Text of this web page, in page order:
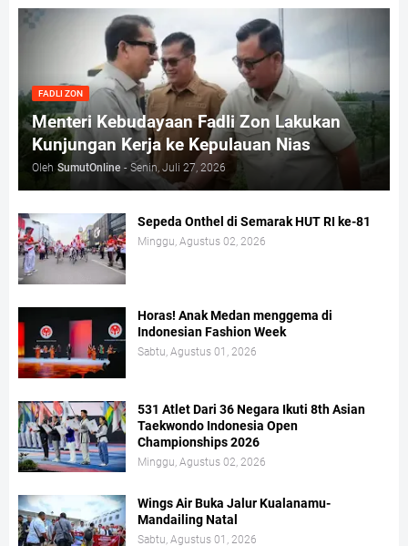
FADLI ZON
Menteri Kebudayaan Fadli Zon Lakukan
Kunjungan Kerja ke Kepulauan Nias
Oleh SumutOnline - Senin, Juli 27, 2026
Sepeda Onthel di Semarak HUT RI ke-81
Minggu, Agustus 02, 2026
Horas! Anak Medan menggema di
Indonesian Fashion Week
Sabtu, Agustus 01, 2026
531 Atlet Dari 36 Negara Ikuti 8th Asian
Taekwondo Indonesia Open
Championships 2026
Minggu, Agustus 02, 2026
Wings Air Buka Jalur Kualanamu-
Mandailing Natal
Sabtu, Agustus 01, 2026